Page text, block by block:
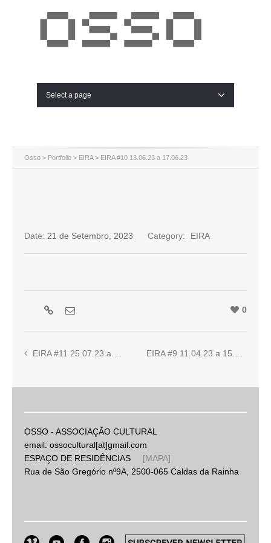
Select a page
Osso > Portfolio > EIRA> EIRA #10 13.06.23 a 17.06.23
Date: 21 de Setembro, 2023 Category: EIRA
0
EIRA #11 25.07.23 a 29.07.23 EIRA #9 11.04.23 a 15.04.23
OSSO - ASSOCIAÇÃO CULTURAL
email: ossocultural[at]gmail.com
ESPAÇO DE RESIDÊNCIAS [MAPA]
Rua de São Gregório nº9A, 2500-065 Caldas da Rainha